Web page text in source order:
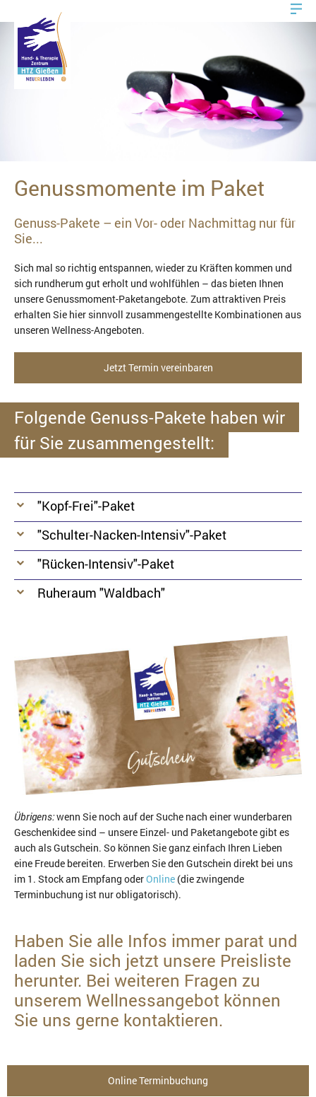
Genussmomente im Paket
Genuss-Pakete – ein Vor- oder Nachmittag nur für
Sie...
Sich mal so richtig entspannen, wieder zu Kräften kommen und
sich rundherum gut erholt und wohlfühlen – das bieten Ihnen
unsere Genussmoment-Paketangebote. Zum attraktiven Preis
erhalten Sie hier sinnvoll zusammengestellte Kombinationen aus
unseren Wellness-Angeboten.
Jetzt Termin vereinbaren
Folgende Genuss-Pakete haben wir
für Sie zusammengestellt:
"Kopf-Frei"-Paket
"Schulter-Nacken-Intensiv"-Paket
"Rücken-Intensiv"-Paket
Ruheraum "Waldbach"
Übrigens:wenn Sie noch auf der Suche nach einer wunderbaren
Geschenkidee sind – unsere Einzel- und Paketangebote gibt es
auch als Gutschein. So können Sie ganz einfach Ihren Lieben
eine Freude bereiten. Erwerben Sie den Gutschein direkt bei uns
im 1. Stock am Empfang oderOnline (die zwingende
Terminbuchung ist nur obligatorisch).
Haben Sie alle Infos immer parat und
laden Sie sich jetzt unsere Preisliste
herunter. Bei weiteren Fragen zu
unserem Wellnessangebot können
Sie uns gerne kontaktieren.
Online Terminbuchung